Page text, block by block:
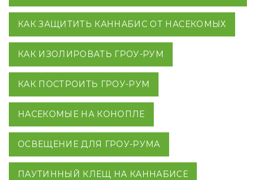
КАК ЗАЩИТИТЬ КАННАБИС ОТ НАСЕКОМЫХ
КАК ИЗОЛИРОВАТЬ ГРОУ-РУМ
КАК ПОСТРОИТЬ ГРОУ-РУМ
НАСЕКОМЫЕ НА КОНОПЛЕ
ОСВЕЩЕНИЕ ДЛЯ ГРОУ-РУМА
ПАУТИННЫЙ КЛЕЩ НА КАННАБИСЕ